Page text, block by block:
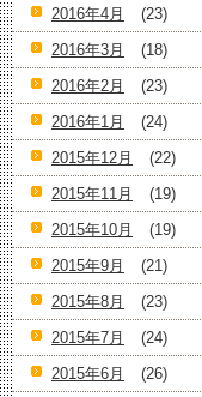
2016年4月
(23)
2016年3月
(18)
2016年2月
(23)
2016年1月
(24)
2015年12月
(22)
2015年11月
(19)
2015年10月
(19)
2015年9月
(21)
2015年8月
(23)
2015年7月
(24)
2015年6月
(26)